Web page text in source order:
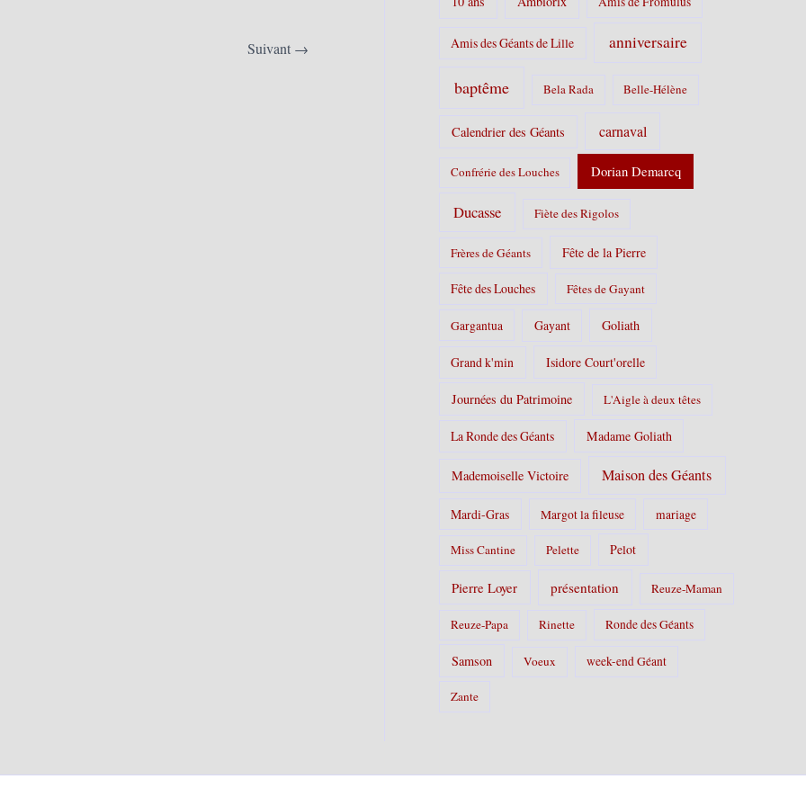
Suivant → Amis des Géants de Lille anniversaire
baptême Bela Rada Belle-Hélène
Calendrier des Géants carnaval
Confrérie des Louches Dorian Demarcq
Ducasse Fiète des Rigolos
Frères de Géants Fête de la Pierre
Fête des Louches Fêtes de Gayant
Gargantua Gayant Goliath
Grand k'min Isidore Court'orelle
Journées du Patrimoine L'Aigle à deux têtes
La Ronde des Géants Madame Goliath
Mademoiselle Victoire Maison des Géants
Mardi-Gras Margot la fileuse mariage
Miss Cantine Pelette Pelot
Pierre Loyer présentation Reuze-Maman
Reuze-Papa Rinette Ronde des Géants
Samson Voeux week-end Géant
Zante